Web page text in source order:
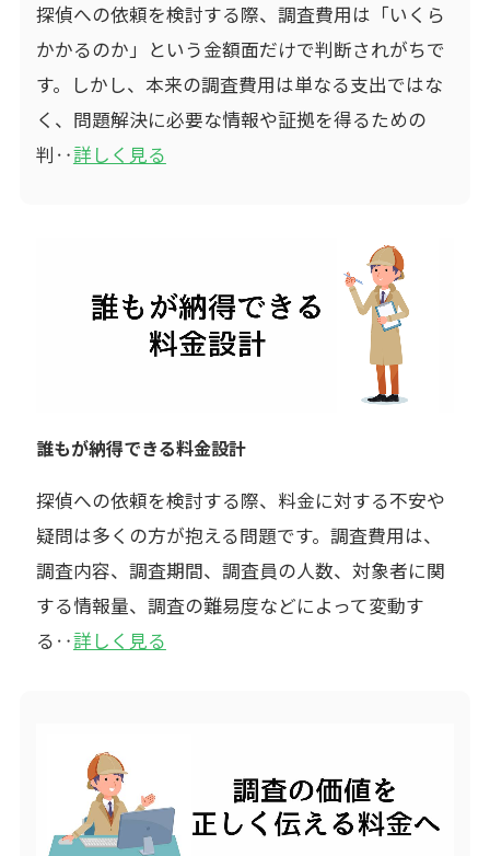
探偵への依頼を検討する際、調査費用は「いくら
かかるのか」という金額面だけで判断されがちで
す。しかし、本来の調査費用は単なる支出ではな
く、問題解決に必要な情報や証拠を得るための
判‥詳しく見る
誰もが納得できる料金設計
探偵への依頼を検討する際、料金に対する不安や
疑問は多くの方が抱える問題です。調査費用は、
調査内容、調査期間、調査員の人数、対象者に関
する情報量、調査の難易度などによって変動す
る‥詳しく見る